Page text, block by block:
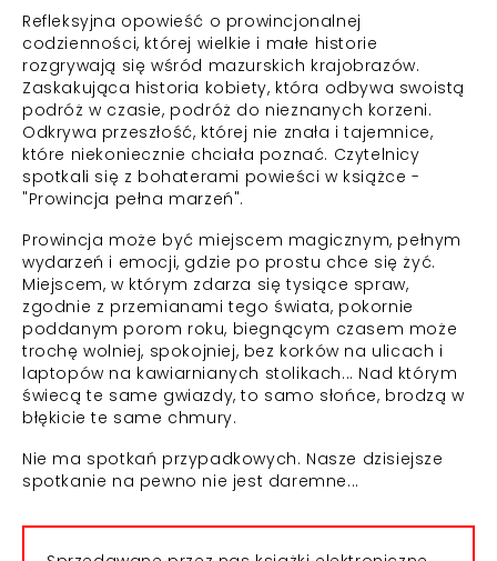
Refleksyjna opowieść o prowincjonalnej
codzienności, której wielkie i małe historie
rozgrywają się wśród mazurskich krajobrazów.
Zaskakująca historia kobiety, która odbywa swoistą
podróż w czasie, podróż do nieznanych korzeni.
Odkrywa przeszłość, której nie znała i tajemnice,
które niekoniecznie chciała poznać. Czytelnicy
spotkali się z bohaterami powieści w książce -
"Prowincja pełna marzeń".
Prowincja może być miejscem magicznym, pełnym
wydarzeń i emocji, gdzie po prostu chce się żyć.
Miejscem, w którym zdarza się tysiące spraw,
zgodnie z przemianami tego świata, pokornie
poddanym porom roku, biegnącym czasem może
trochę wolniej, spokojniej, bez korków na ulicach i
laptopów na kawiarnianych stolikach... Nad którym
świecą te same gwiazdy, to samo słońce, brodzą w
błękicie te same chmury.
Nie ma spotkań przypadkowych. Nasze dzisiejsze
spotkanie na pewno nie jest daremne...